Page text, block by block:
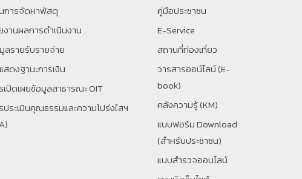
การจัดหาพัสดุ
งานผลการดำเนินงาน
ลรายรับรายจ่าย
สดงฐานะการเงิน
เปิดเผยข้อมูลสาธารณะ OIT
ประเมินคุณธรรมและความโปร่งใสฯ
คู่มือประชาชน
E-Service
สถานที่ท่องเที่ยว
วารสารออน์ไลน์ (E-
book)
คลังความรู้ (KM)
แบบฟอร์ม Download
(สำหรับประชาชน)
แบบสำรวจออนไลน์